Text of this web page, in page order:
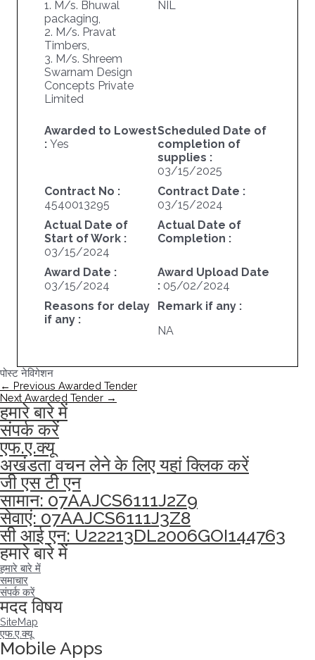
1. M/s. Bhuwal
packaging,
2. M/s. Pravat
Timbers,
3. M/s. Shreem
Swarnam Design
Concepts Private
Limited
NIL
Awarded to Lowest
: Yes
Scheduled Date of
completion of
supplies :
03/15/2025
Contract No :
4540013295
Contract Date :
03/15/2024
Actual Date of
Start of Work :
03/15/2024
Actual Date of
Completion :
Award Date :
03/15/2024
Award Upload Date
: 05/02/2024
Reasons for delay
if any :
Remark if any :
NA
पोस्ट नेविगेशन
← Previous Awarded Tender
Next Awarded Tender →
हमारे बारे में
संपर्क करें
एफ.ए.क्यू
अखंडता वचन लेने के लिए यहां क्लिक करें
जी एस टी एन
सामान: 07AAJCS6111J2Z9
सेवाएं: 07AAJCS6111J3Z8
सी आई एन: U22213DL2006GOI144763
हमारे बारे में
हमारे बारे में
समाचार
संपर्क करें
मदद विषय
SiteMap
एफ.ए.क्यू
Mobile Apps